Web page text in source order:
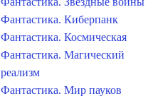
Фантастика. Киберпанк
Фантастика. Космическая
Фантастика. Магический
реализм
Фантастика. Мир пауков